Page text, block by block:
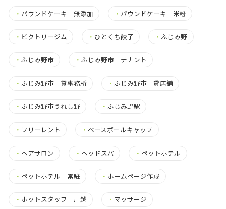
・ パウンドケーキ 無添加 ・ パウンドケーキ 米粉
・ ビクトリージム ・ ひとくち餃子 ・ふじみ野
・ ふじみ野市 ・ふじみ野市 テナント
・ ふじみ野市 貸事務所 ・ふじみ野市 貸店舗
・ ふじみ野市うれし野 ・ふじみ野駅
・ フリーレント ・ ベースボールキャップ
・ ヘアサロン ・ ヘッドスパ ・ペットホテル
・ ペットホテル 常駐 ・ ホームページ作成
・ ホットスタッフ 川越 ・ マッサージ